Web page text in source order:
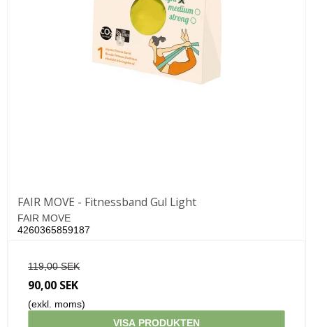
FAIR MOVE - Fitnessband Gul Light
FAIR MOVE
4260365859187
119,00 SEK
90,00 SEK
(exkl. moms)
VISA PRODUKTEN